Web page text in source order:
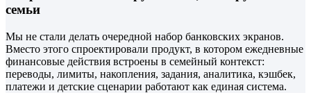
семьи
Мы не стали делать очередной набор банковских экранов.
Вместо этого спроектировали продукт, в котором ежедневные
финансовые действия встроены в семейный контекст:
переводы, лимиты, накопления, задания, аналитика, кэшбек,
платежи и детские сценарии работают как единая система.